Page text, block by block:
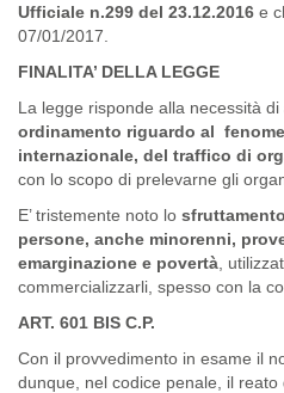
Ufficiale n.299 del 23.12.2016 e
07/01/2017.
FINALITA’ DELLA LEGGE
La legge risponde alla necessità di
ordinamento riguardo al
internazionale, del traffico di
con lo scopo di prelevarne gli
E’ tristemente noto lo
persone, anche minorenni,
emarginazione e povertà ,
commercializzarli, spesso con la
ART. 601 BIS C.P.
Con il provvedimento in esame il
dunque, nel codice penale, il